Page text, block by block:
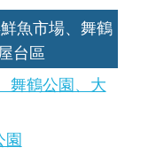
魚市場、舞鶴
台區
舞鶴公園、大
園